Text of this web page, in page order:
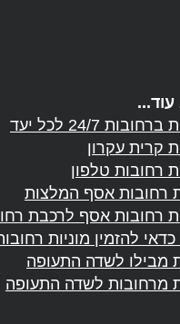
24/7 לכל יעד
קרית עקרון
רחובות טלפון
רחובות אסף המלצות
רחובות אסף לרכבת
להזמין מוניות
מבילו לשדה התעופה
מרחובות לשדה התעופה